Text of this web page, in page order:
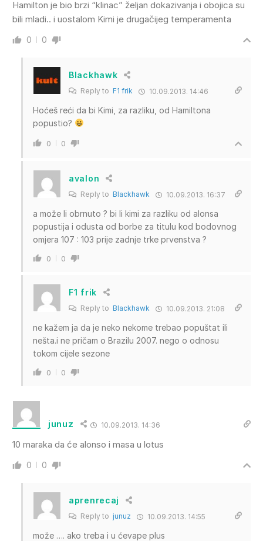
Hamilton je bio brzi “klinac” željan dokazivanja i obojica su
bili mladi.. i uostalom Kimi je drugačijeg temperamenta
0 0
Blackhawk
Reply to F1 frik 10.09.2013. 14:46
Hoćeš reći da bi Kimi, za razliku, od Hamiltona
popustio?
0 0
avalon
Reply to Blackhawk 10.09.2013. 16:37
a može li obrnuto ? bi li kimi za razliku od alonsa
popustija i odusta od borbe za titulu kod bodovnog
omjera 107 : 103 prije zadnje trke prvenstva ?
0 0
F1 frik
Reply to Blackhawk 10.09.2013. 21:08
ne kažem ja da je neko nekome trebao popuštat ili
nešta.i ne pričam o Brazilu 2007. nego o odnosu
tokom cijele sezone
0 0
junuz 10.09.2013. 14:36
10 maraka da će alonso i masa u lotus
0 0
aprenrecaj
Reply to junuz 10.09.2013. 14:55
može …. ako treba i u ćevape plus